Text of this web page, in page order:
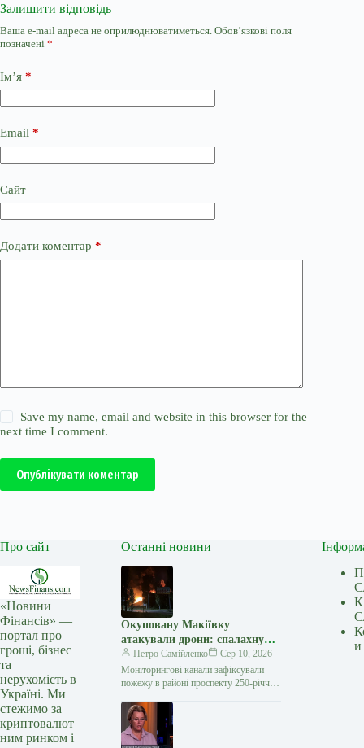
Залишити відповідь
Ваша e-mail адреса не оприлюднюватиметься. Обов’язкові поля
позначені *
Ім’я *
Email *
Сайт
Додати коментар *
Save my name, email and website in this browser for the
next time I comment.
Опублікувати коментар
Про сайт
«Новини
Фінансів» —
портал про
гроші, бізнес
та
нерухомість в
Україні. Ми
стежимо за
криптовалют
ним ринком і
Останні новини
Окуповану Макіївку
атакували дрони: спалахнув
ТЦ «Галактика»
Петро Самійленко
Сер 10, 2026
Моніторингові канали зафіксували
пожежу в районі проспекту 250-річчя
Макіївці на Донеччині вночі
спалахнула пожежа в торговельному…
и